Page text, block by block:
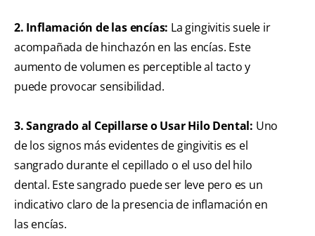
2. Inflamación de las encías: La gingivitis suele ir
acompañada de hinchazón en las encías. Este
aumento de volumen es perceptible al tacto y
puede provocar sensibilidad.
3. Sangrado al Cepillarse o Usar Hilo Dental: Uno
de los signos más evidentes de gingivitis es el
sangrado durante el cepillado o el uso del hilo
dental. Este sangrado puede ser leve pero es un
indicativo claro de la presencia de inflamación en
las encías.